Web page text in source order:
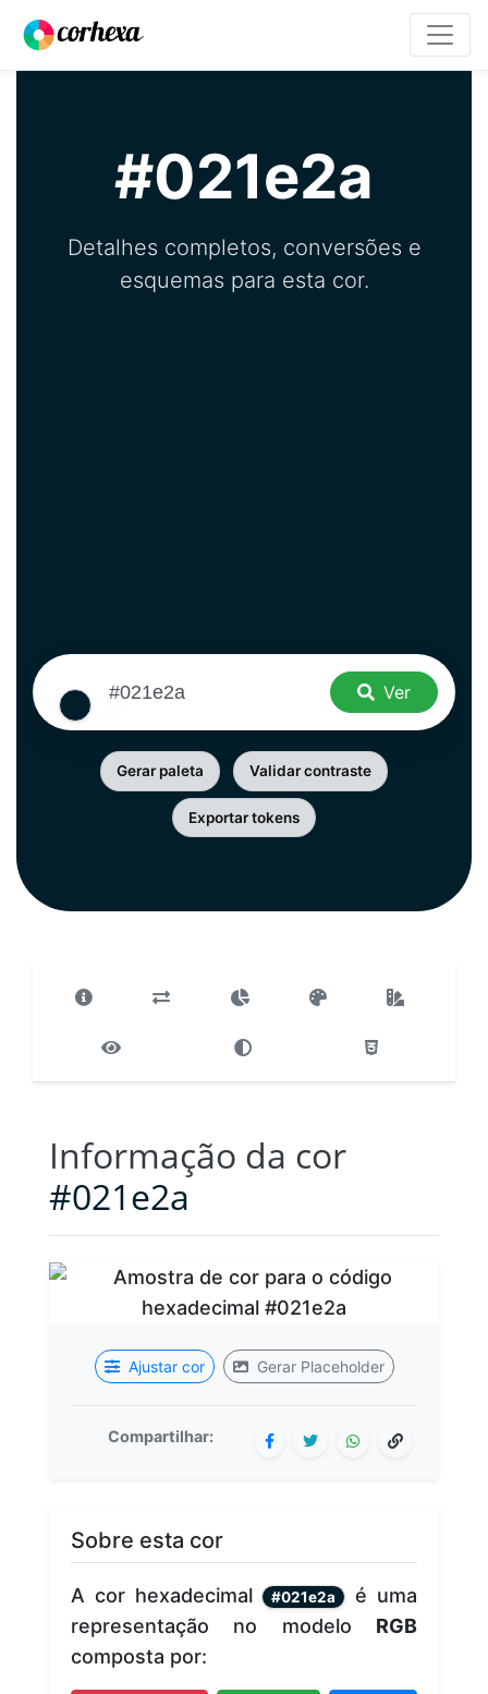
#021e2a
Detalhes completos, conversões e
esquemas para esta cor.
Ver
Gerar paleta Validar contraste
Exportar tokens
Informação da cor
#021e2a
Ajustar cor Gerar Placeholder
Compartilhar:
Sobre esta cor
A cor hexadecimal #021e2a
é uma
representação no modelo RGB
composta por: